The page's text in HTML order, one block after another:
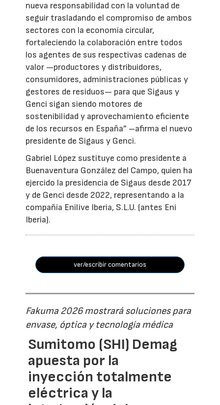
nueva responsabilidad con la voluntad de
seguir trasladando el compromiso de ambos
sectores con la economía circular,
fortaleciendo la colaboración entre todos
los agentes de sus respectivas cadenas de
valor —productores y distribuidores,
consumidores, administraciones públicas y
gestores de residuos— para que Sigaus y
Genci sigan siendo motores de
sostenibilidad y aprovechamiento eficiente
de los recursos en España” –afirma el nuevo
presidente de Sigaus y Genci.
Gabriel López sustituye como presidente a
Buenaventura González del Campo, quien ha
ejercido la presidencia de Sigaus desde 2017
y de Genci desde 2022, representando a la
compañía Enilive Iberia, S.L.U. (antes Eni
Iberia).
ver/escribir comentarios
Fakuma 2026 mostrará soluciones para
envase, óptica y tecnología médica
Sumitomo (SHI) Demag
apuesta por la
inyección totalmente
eléctrica y la